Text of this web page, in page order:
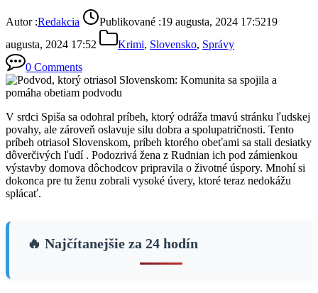
Autor :Redakcia Publikované :19 augusta, 2024 17:5219
augusta, 2024 17:52
Krimi, Slovensko, Správy
0 Comments
V srdci Spiša sa odohral príbeh, ktorý odráža tmavú stránku ľudskej
povahy, ale zároveň oslavuje silu dobra a spolupatričnosti. Tento
príbeh otriasol Slovenskom, príbeh ktorého obeťami sa stali desiatky
dôverčivých ľudí . Podozrivá žena z Rudnian ich pod zámienkou
výstavby domova dôchodcov pripravila o životné úspory. Mnohí si
dokonca pre tu ženu zobrali vysoké úvery, ktoré teraz nedokážu
splácať.
🔥 Najčítanejšie za 24 hodín